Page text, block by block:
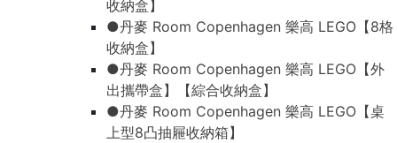
收納盒】
●丹麥 Room Copenhagen 樂高 LEGO【8格
收納盒】
●丹麥 Room Copenhagen 樂高 LEGO【外
出攜帶盒】【綜合收納盒】
●丹麥 Room Copenhagen 樂高 LEGO【桌
上型8凸抽屜收納箱】